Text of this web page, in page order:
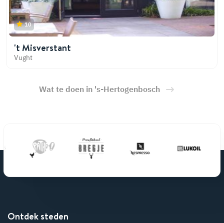
10
't Misverstant
Vught
Wat te doen in 's-Hertogenbosch
Ontdek steden